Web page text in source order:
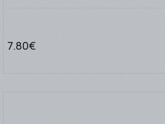
7.80€